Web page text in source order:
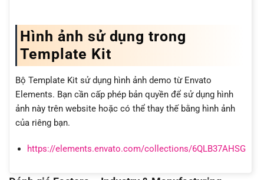
Hình ảnh sử dụng trong
Template Kit
Bộ Template Kit sử dụng hình ảnh demo từ Envato
Elements. Bạn cần cấp phép bản quyền để sử dụng hình
ảnh này trên website hoặc có thể thay thế bằng hình ảnh
của riêng bạn.
https://elements.envato.com/collections/6QLB37AHSG